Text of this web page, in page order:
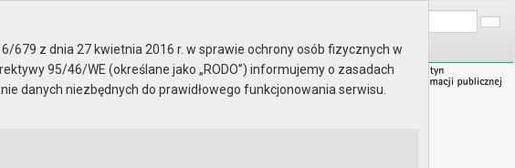
679 z dnia 27 kwietnia 2016 r. w sprawie ochrony osób fizycznych w
95/46/WE (określane jako „RODO”) informujemy o zasadach
danych niezbędnych do prawidłowego funkcjonowania serwisu.